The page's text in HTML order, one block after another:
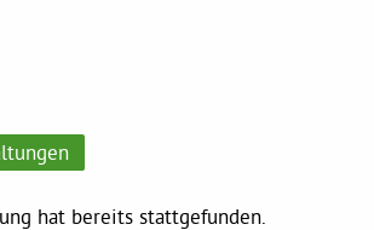
hat bereits stattgefunden.